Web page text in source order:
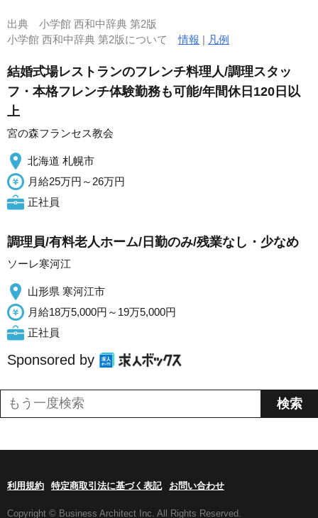
出典 小学館 西和中辞典 第2版
小学館 西和中辞典 第2版について情報 | 凡例
結婚式場レストランのフレンチ料理人/調理スタッ
フ・本格フレンチ体験勤務も可能/年間休日120日以
上
宮の森フランセス教会
北海道 札幌市
月給25万円～26万円
正社員
調理員/有料老人ホーム/日勤のみ/残業なし・少なめ
ソーレ寒河江
山形県 寒河江市
月給18万5,000円～19万5,000円
正社員
Sponsored by
利用規約 特定商取引法に基づく表記 お問い合わせ
Copyright © Business Architect Inc. All Rights Reserved.